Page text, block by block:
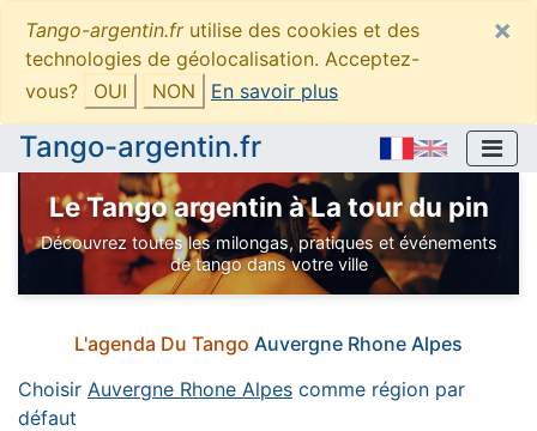
Tango-argentin.frutilise des cookies et des
technologies de géolocalisation. Acceptez-
vous?
OUI NON En savoir plus
×
Tango-argentin.fr
Le Tango argentin à La tour du pin
Découvrez toutes les milongas, pratiques et événements
de tango dans votre ville
L'agenda Du Tango Auvergne Rhone Alpes
Choisir Auvergne Rhone Alpes comme région par
défaut